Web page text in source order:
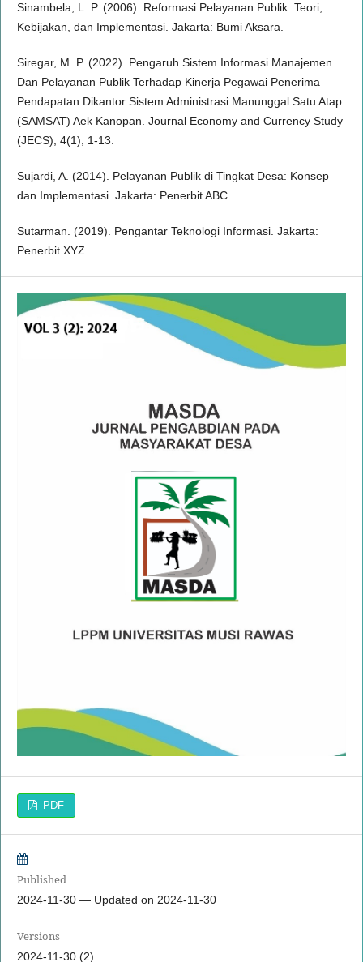
Sinambela, L. P. (2006). Reformasi Pelayanan Publik: Teori,
Kebijakan, dan Implementasi. Jakarta: Bumi Aksara.
Siregar, M. P. (2022). Pengaruh Sistem Informasi Manajemen
Dan Pelayanan Publik Terhadap Kinerja Pegawai Penerima
Pendapatan Dikantor Sistem Administrasi Manunggal Satu Atap
(SAMSAT) Aek Kanopan. Journal Economy and Currency Study
(JECS), 4(1), 1-13.
Sujardi, A. (2014). Pelayanan Publik di Tingkat Desa: Konsep
dan Implementasi. Jakarta: Penerbit ABC.
Sutarman. (2019). Pengantar Teknologi Informasi. Jakarta:
Penerbit XYZ
PDF
Published
2024-11-30 — Updated on 2024-11-30
Versions
2024-11-30 (2)